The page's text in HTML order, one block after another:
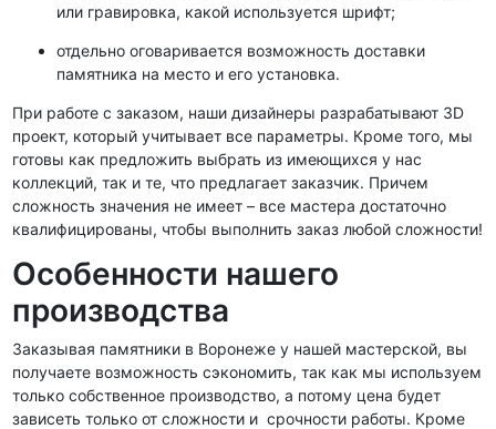
или гравировка, какой используется шрифт;
отдельно оговаривается возможность доставки
памятника на место и его установка.
При работе с заказом, наши дизайнеры разрабатывают 3D
проект, который учитывает все параметры. Кроме того, мы
готовы как предложить выбрать из имеющихся у нас
коллекций, так и те, что предлагает заказчик. Причем
сложность значения не имеет – все мастера достаточно
квалифицированы, чтобы выполнить заказ любой сложности!
Особенности нашего
производства
Заказывая памятники в Воронеже у нашей мастерской, вы
получаете возможность сэкономить, так как мы используем
только собственное производство, а потому цена будет
зависеть только от сложности и срочности работы. Кроме